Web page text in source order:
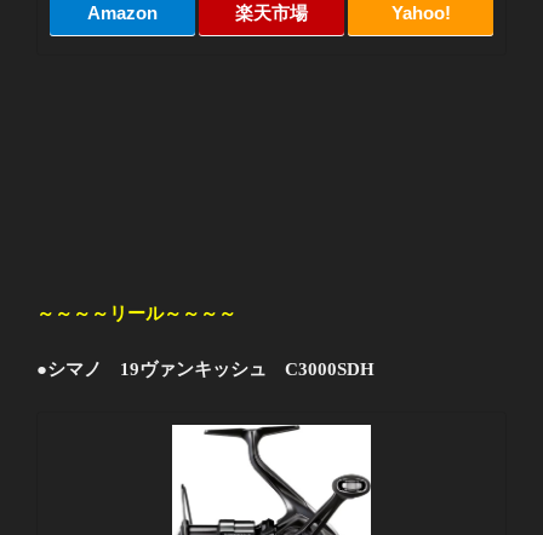
Amazon 楽天市場 Yahoo!
～～～～リール～～～～
●シマノ 19ヴァンキッシュ C3000SDH